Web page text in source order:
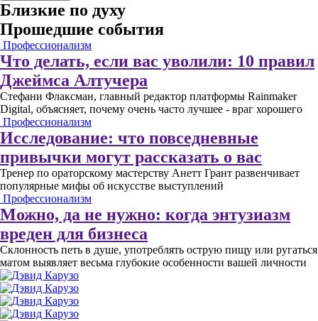
Близкие по духу
Прошедшие события
Профессионализм
Что делать, если вас уволили: 10 правил
Джеймса Алтучера
Стефани Флаксман, главный редактор платформы Rainmaker
Digital, объясняет, почему очень часто лучшее - враг хорошего
Профессионализм
Исследование: что повседневные
привычки могут рассказать о вас
Тренер по ораторскому мастерству Анетт Грант развенчивает
популярные мифы об искусстве выступлений
Профессионализм
Можно, да не нужно: когда энтузиазм
вреден для бизнеса
Склонность петь в душе, употреблять острую пищу или ругаться
матом выявляет весьма глубокие особенности вашей личности